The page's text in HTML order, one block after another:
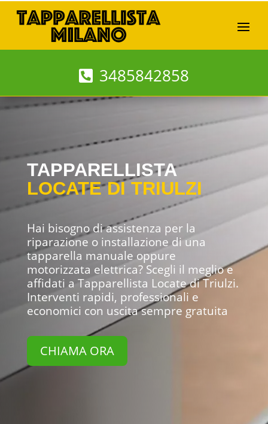
3485842858
TAPPARELLISTA
LOCATE DI TRIULZI
Hai bisogno di assistenza per la
riparazione o installazione di una
tapparella manuale oppure
motorizzata elettrica? Scegli il meglio e
affidati a Tapparellista Locate di Triulzi.
Interventi rapidi, professionali e
economici con uscita sempre gratuita
CHIAMA ORA